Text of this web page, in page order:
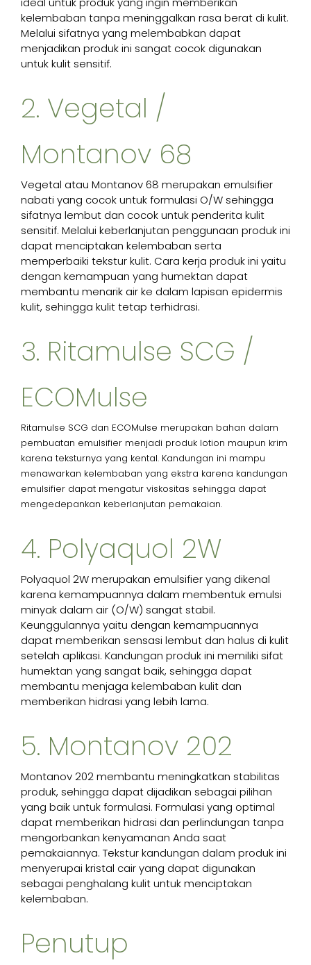
kelembaban tanpa meninggalkan rasa berat di kulit.
Melalui sifatnya yang melembabkan dapat
menjadikan produk ini sangat cocok digunakan
untuk kulit sensitif.
2. Vegetal /
Montanov 68
Vegetal atau Montanov 68 merupakan emulsifier
nabati yang cocok untuk formulasi O/W sehingga
sifatnya lembut dan cocok untuk penderita kulit
sensitif. Melalui keberlanjutan penggunaan produk ini
dapat menciptakan kelembaban serta
memperbaiki tekstur kulit. Cara kerja produk ini yaitu
dengan kemampuan yang humektan dapat
membantu menarik air ke dalam lapisan epidermis
kulit, sehingga kulit tetap terhidrasi.
3. Ritamulse SCG /
ECOMulse
Ritamulse SCG dan ECOMulse merupakan bahan dalam
pembuatan emulsifier menjadi produk lotion maupun krim
karena teksturnya yang kental. Kandungan ini mampu
menawarkan kelembaban yang ekstra karena kandungan
emulsifier dapat mengatur viskositas sehingga dapat
mengedepankan keberlanjutan pemakaian.
4. Polyaquol 2W
Polyaquol 2W merupakan emulsifier yang dikenal
karena kemampuannya dalam membentuk emulsi
minyak dalam air (O/W) sangat stabil.
Keunggulannya yaitu dengan kemampuannya
dapat memberikan sensasi lembut dan halus di kulit
setelah aplikasi. Kandungan produk ini memiliki sifat
humektan yang sangat baik, sehingga dapat
membantu menjaga kelembaban kulit dan
memberikan hidrasi yang lebih lama.
5. Montanov 202
Montanov 202 membantu meningkatkan stabilitas
produk, sehingga dapat dijadikan sebagai pilihan
yang baik untuk formulasi. Formulasi yang optimal
dapat memberikan hidrasi dan perlindungan tanpa
mengorbankan kenyamanan Anda saat
pemakaiannya. Tekstur kandungan dalam produk ini
menyerupai kristal cair yang dapat digunakan
sebagai penghalang kulit untuk menciptakan
kelembaban.
Penutup